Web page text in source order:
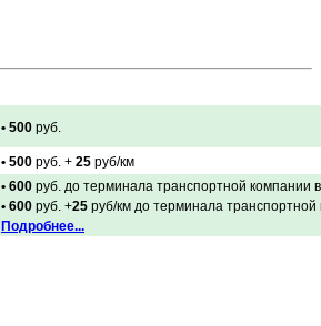
• 500 руб.
• 500 руб. + 25 руб/км
• 600 руб. до терминала транспортной компании
• 600 руб. +25 руб/км до терминала
Подробнее...